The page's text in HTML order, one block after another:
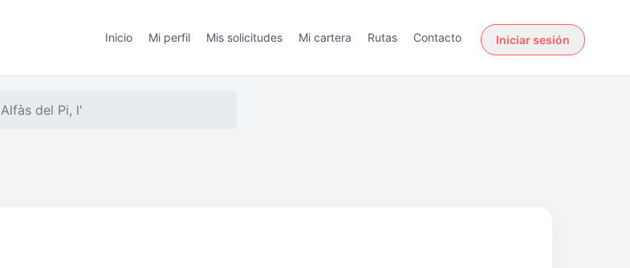
Inicio Mi perfil Mis solicitudes Mi cartera Rutas Contacto Iniciar sesión
Alfàs del Pi, l'